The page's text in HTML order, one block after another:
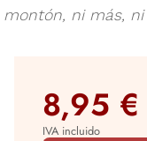
montón, ni más, ni
8,95 €
IVA incluido